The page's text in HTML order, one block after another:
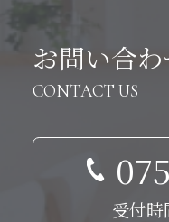
お問い合
CONTACT US
受付